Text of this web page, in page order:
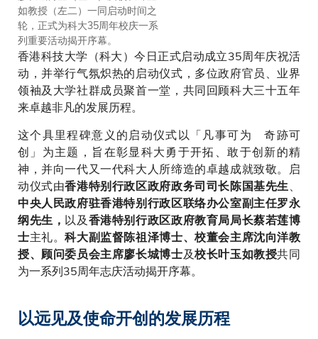
如教授（左二）一同启动时间之
轮，正式为科大35周年校庆一系
列重要活动揭开序幕。
香港科技大学（科大）今日正式启动成立35周年庆祝活
动，并举行气氛炽热的启动仪式，多位政府官员、业界
领袖及大学社群成员聚首一堂，共同回顾科大三十五年
来卓越非凡的发展历程。
这个具里程碑意义的启动仪式以「凡事可为 奇跡可
创」为主题，旨在彰显科大勇于开拓、敢于创新的精
神，并向一代又一代科大人所缔造的卓越成就致敬。启
动仪式由香港特别行政区政府政务司司长陈国基先生
中央人民政府驻香港特别行政区联络办公室副主任罗永
纲先生， 以及 香港特别行政区政府教育局局长蔡若莲博
士主礼。科大副监督陈祖泽博士、校董会主席沈向洋教
授、顾问委员会主席廖长城博士及校长叶玉如教授共同
为一系列35周年志庆活动揭开序幕。
以远见及使命开创的发展历程